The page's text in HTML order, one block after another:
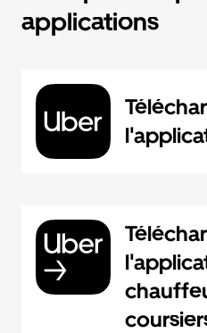
applications